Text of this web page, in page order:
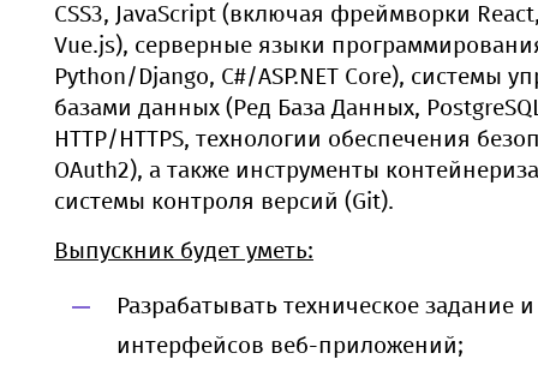
CSS3, JavaScript (включая фреймворки
Vue.js), серверные языки
Python/Django, C#/ASP.NET Core), системы
базами данных (Ред База Данных,
HTTP/HTTPS, технологии обеспечения
OAuth2), а также инструменты
системы контроля версий (Git).
Выпускник будет уметь:
Разрабатывать техническое задание
интерфейсов веб-приложений;